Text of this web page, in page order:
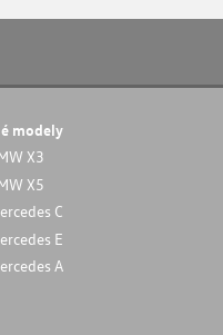
modely
X3
X5
C
E
A